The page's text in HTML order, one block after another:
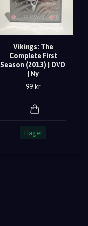
Vikings: The
Complete First
Season (2013) | DVD
| Ny
99 kr
I lager